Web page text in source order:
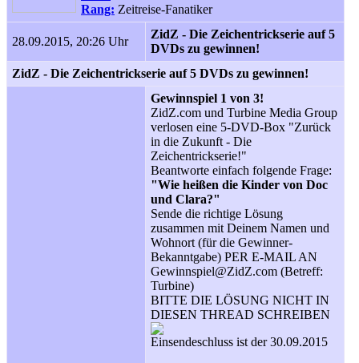
Rang: Zeitreise-Fanatiker
28.09.2015, 20:26 Uhr
ZidZ - Die Zeichentrickserie auf 5
DVDs zu gewinnen!
ZidZ - Die Zeichentrickserie auf 5 DVDs zu gewinnen!
Gewinnspiel 1 von 3!
ZidZ.com und Turbine Media Group
verlosen eine 5-DVD-Box "Zurück
in die Zukunft - Die
Zeichentrickserie!"
Beantworte einfach folgende Frage:
"Wie heißen die Kinder von Doc
und Clara?"
Sende die richtige Lösung
zusammen mit Deinem Namen und
Wohnort (für die Gewinner-
Bekanntgabe) PER E-MAIL AN
Gewinnspiel@ZidZ.com (Betreff:
Turbine)
BITTE DIE LÖSUNG NICHT IN
DIESEN THREAD SCHREIBEN
Einsendeschluss ist der 30.09.2015